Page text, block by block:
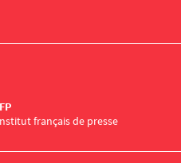
français de presse